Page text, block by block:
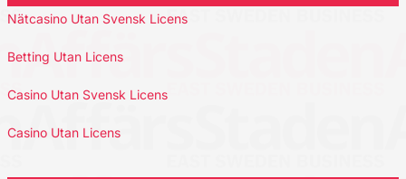
Nätcasino Utan Svensk Licens
Betting Utan Licens
Casino Utan Svensk Licens
Casino Utan Licens